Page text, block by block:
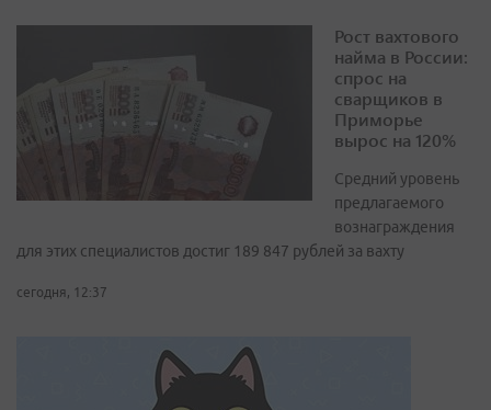
Рост вахтового
найма в России:
спрос на
сварщиков в
Приморье
вырос на 120%
Средний уровень
предлагаемого
вознаграждения
для этих специалистов достиг 189 847 рублей за вахту
сегодня, 12:37